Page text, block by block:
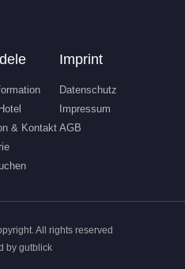
& Kontakt
Imprint
Datenschutz
Impressum
AGB
All rights reserved
by gutblick